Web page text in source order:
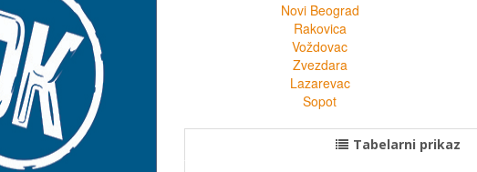
Novi Beograd
Rakovica
Voždovac
Zvezdara
Lazarevac
Sopot
Tabelarni prikaz